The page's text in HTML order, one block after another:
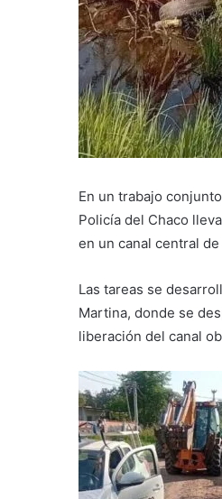
En un trabajo
Policía del Chaco
en un canal central
Las tareas se
Martina, donde se
liberación del canal